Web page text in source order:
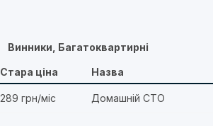
Винники, Багатоквартирні
Стара ціна Назва
289 грн/міс Домашній СТО